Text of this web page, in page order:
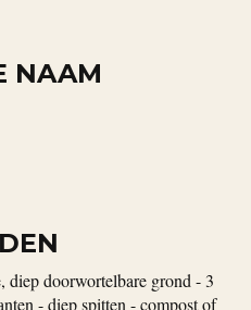
NAAM
diep doorwortelbare grond - 3
- diep spitten - compost of